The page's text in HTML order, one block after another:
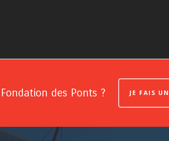
des Ponts ? JE FAIS